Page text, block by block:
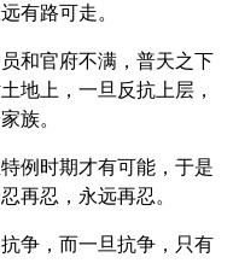
有路可走。
和官府不满，普天之下
地上，一旦反抗上层，
族。
例时期才有可能，于是
再忍，永远再忍。
争，而一旦抗争，只有